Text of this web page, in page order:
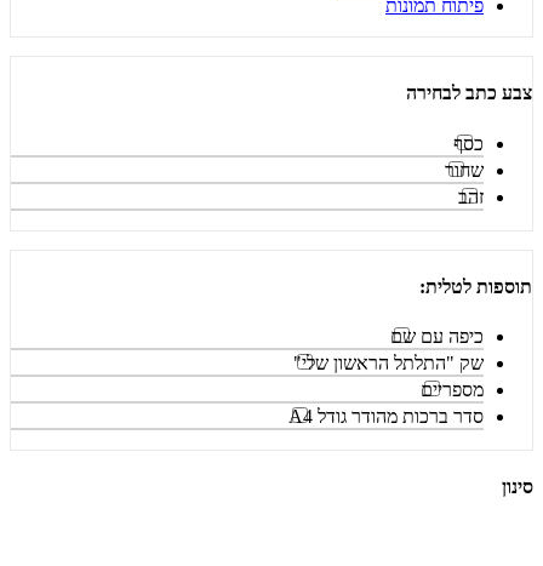
פיתוח תמונות
צבע כתב לבחירה
כסף
שחור
זהב
תוספות לטלית:
כיפה עם שם
שק "התלתל הראשון שלי"
מספריים
סדר ברכות מהודר גודל A4
סינון